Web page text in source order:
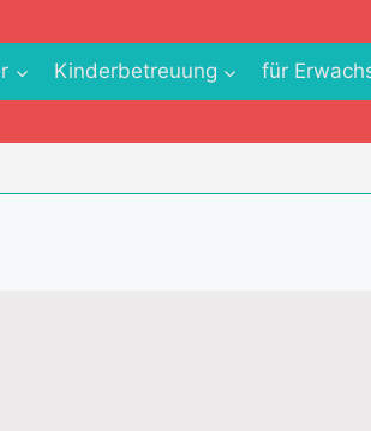
Kinderbetreuung für